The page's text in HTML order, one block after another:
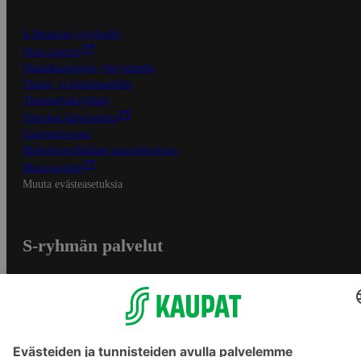
S-Business yrityksille
Oiva-raportit
Osuuskauppojen yhteystiedot
Tilaus- ja toimitusehdot
Tietosuojakäytäntö
Palvelun käyttöehdot
Saavutettavuus
Mobiilisovelluksen saavutettavuus
Mainostajalle
Muuta evästeasetuksia
S-ryhmän palvelut
Yhteishyvä Ruoka -sovellus
S-ostoslista -sovellus